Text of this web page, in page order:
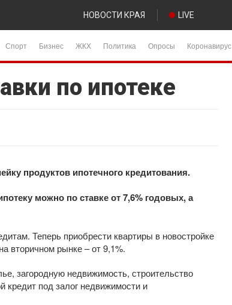
НОВОСТИ КРАЯ LIVE
Спорт Бизнес ЖКХ Политика Опросы Коронавирус
по ипотеке
продуктов ипотечного кредитования.
можно по ставке от 7,6% годовых, а
Теперь приобрести квартиры в новостройке
вторичном рынке – от 9,1%.
загородную недвижимость, строительство
кредит под залог недвижимости и